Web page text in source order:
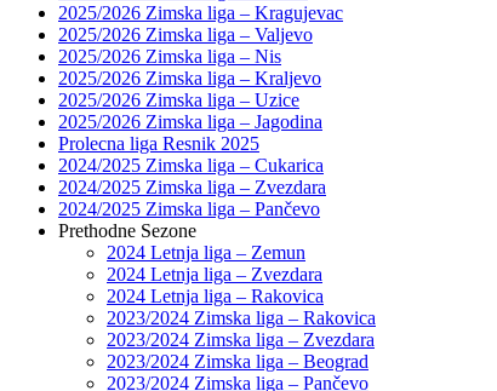
2025/2026 Zimska liga – Kragujevac
2025/2026 Zimska liga – Valjevo
2025/2026 Zimska liga – Nis
2025/2026 Zimska liga – Kraljevo
2025/2026 Zimska liga – Uzice
2025/2026 Zimska liga – Jagodina
Prolecna liga Resnik 2025
2024/2025 Zimska liga – Cukarica
2024/2025 Zimska liga – Zvezdara
2024/2025 Zimska liga – Pančevo
Prethodne Sezone
2024 Letnja liga – Zemun
2024 Letnja liga – Zvezdara
2024 Letnja liga – Rakovica
2023/2024 Zimska liga – Rakovica
2023/2024 Zimska liga – Zvezdara
2023/2024 Zimska liga – Beograd
2023/2024 Zimska liga – Pančevo